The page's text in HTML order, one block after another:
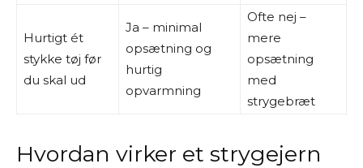
Hurtigt ét
stykke tøj før
du skal ud
Ja – minimal
opsætning og
hurtig
opvarmning
Ofte nej –
mere
opsætning
med
strygebræt
Hvordan virker et strygejern